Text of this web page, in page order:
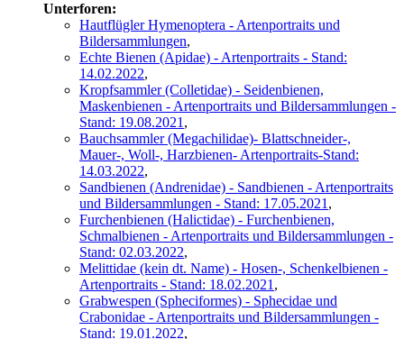
Unterforen:
Hautflügler Hymenoptera - Artenportraits und
Bildersammlungen,
Echte Bienen (Apidae) - Artenportraits - Stand:
14.02.2022,
Kropfsammler (Colletidae) - Seidenbienen,
Maskenbienen - Artenportraits und Bildersammlungen -
Stand: 19.08.2021 ,
Bauchsammler (Megachilidae)- Blattschneider-,
Mauer-, Woll-, Harzbienen- Artenportraits-Stand:
14.03.2022,
Sandbienen (Andrenidae) - Sandbienen - Artenportraits
und Bildersammlungen - Stand: 17.05.2021 ,
Furchenbienen (Halictidae) - Furchenbienen,
Schmalbienen - Artenportraits und Bildersammlungen -
Stand: 02.03.2022,
Melittidae (kein dt. Name) - Hosen-, Schenkelbienen -
Artenportraits - Stand: 18.02.2021 ,
Grabwespen (Spheciformes) - Sphecidae und
Crabonidae - Artenportraits und Bildersammlungen -
Stand: 19.01.2022,